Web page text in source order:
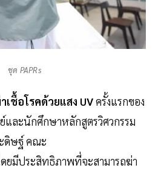
ชุด PAPRs
ชื้อโรคด้วยแสง UVครั้งแรกของ
และนักศึกษาหลักสูตรวิศวกรรม
ดิษฐ์ คณะ
ดยมีประสิทธิภาพที่จะสามารถฆ่า